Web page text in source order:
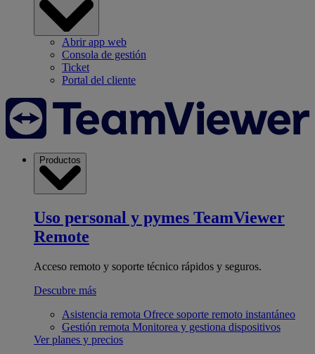
Abrir app web
Consola de gestión
Ticket
Portal del cliente
Productos
Uso personal y pymes TeamViewer
Remote
Acceso remoto y soporte técnico rápidos y seguros.
Descubre más
Asistencia remota Ofrece soporte remoto instantáneo
Gestión remota Monitorea y gestiona dispositivos
Ver planes y precios